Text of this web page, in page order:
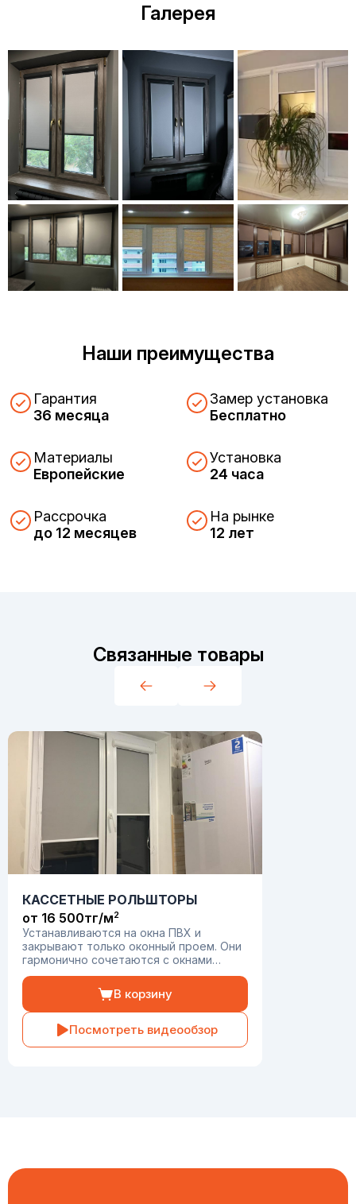
Галерея
Наши преимущества
Гарантия
36 месяца
Замер установка
Бесплатно
Материалы
Европейские
Установка
24 часа
Рассрочка
до 12 месяцев
На рынке
12 лет
Связанные товары
КАССЕТНЫЕ РОЛЬШТОРЫ
от 16 500тг/м2
Устанавливаются на окна ПВХ и
закрывают только оконный проем. Они
гармонично сочетаются с окнами
любого стиля при помощи
использования фурнитуры разных
В корзину
Посмотреть видеообзор